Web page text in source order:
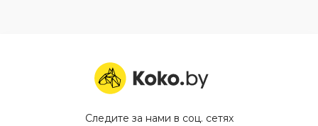
Следите за нами в соц. сетях